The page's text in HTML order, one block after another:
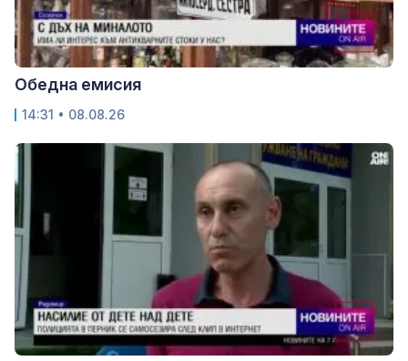
Обедна емисия
14:31 • 08.08.26